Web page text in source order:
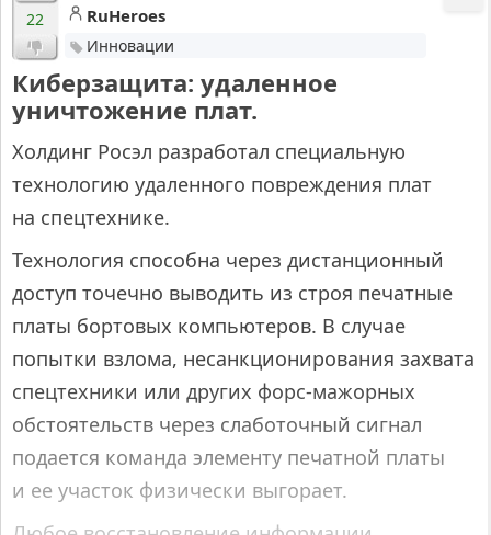
22 RuHeroes
Инновации
Киберзащита: удаленное
уничтожение плат.
Холдинг Росэл разработал специальную
технологию удаленного повреждения плат
на спецтехнике.
Технология способна через дистанционный
доступ точечно выводить из строя печатные
платы бортовых компьютеров. В случае
попытки взлома, несанкционирования захвата
спецтехники или других форс-мажорных
обстоятельств через слаботочный сигнал
подается команда элементу печатной платы
и ее участок физически выгорает.